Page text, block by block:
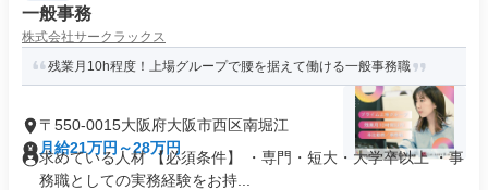
一般事務
株式会社サークラックス
残業月10h程度！上場グループで腰を据えて働ける一般事務職
〒550-0015大阪府大阪市西区南堀江
月給21万円～28万円
求めている人材 【必須条件】 ・専門・短大・大学卒以上 ・事
務職としての実務経験をお持...